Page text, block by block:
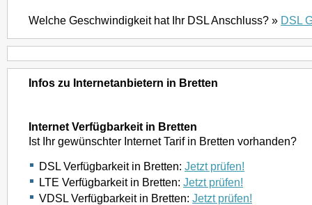
Welche Geschwindigkeit hat Ihr DSL Anschluss? » DSL
Infos zu Internetanbietern in Bretten
Internet Verfügbarkeit in Bretten
Ist Ihr gewünschter Internet Tarif in Bretten vorhanden?
DSL Verfügbarkeit in Bretten: Jetzt prüfen!
LTE Verfügbarkeit in Bretten: Jetzt prüfen!
VDSL Verfügbarkeit in Bretten: Jetzt prüfen!